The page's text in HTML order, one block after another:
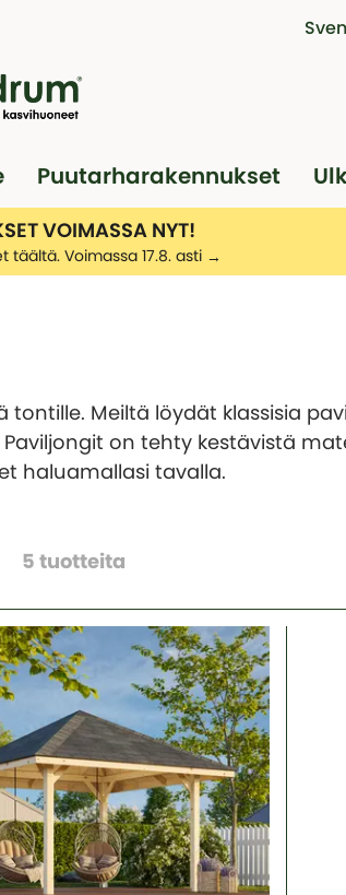
Puutarharakennukset
Autotallit
VOIMASSA NYT!
täältä. Voimassa 17.8. asti
Meiltä löydät klassisia
on tehty kestävistä
haluamallasi tavalla.
5 tuotteita